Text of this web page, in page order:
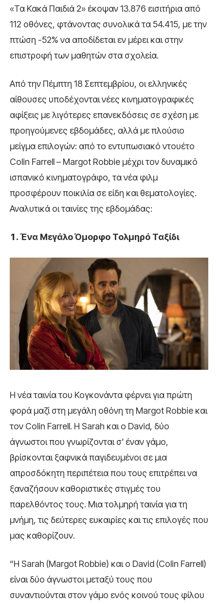
«Τα Κακά Παιδιά 2» έκοψαν 13.876 εισιτήρια από
112 οθόνες, φτάνοντας συνολικά τα 54.415, με την
πτώση -52% να αποδίδεται εν μέρει και στην
επιστροφή των μαθητών στα σχολεία.
Από την Πέμπτη 18 Σεπτεμβρίου, οι ελληνικές
αίθουσες υποδέχονται νέες κινηματογραφικές
αφίξεις με λιγότερες επανεκδόσεις σε σχέση με
προηγούμενες εβδομάδες, αλλά με πλούσιο
μείγμα επιλογών: από το εντυπωσιακό ντουέτο
Colin Farrell – Margot Robbie μέχρι τον δυναμικό
ισπανικό κινηματογράφο, τα νέα φιλμ
προσφέρουν ποικιλία σε είδη και θεματολογίες.
Αναλυτικά οι ταινίες της εβδομάδας:
Ένα Μεγάλο Όμορφο Τολμηρό Ταξίδι
Η νέα ταινία του Κογκονάντα φέρνει για πρώτη
φορά μαζί στη μεγάλη οθόνη τη Margot Robbie και
τον Colin Farrell. Η Sarah και ο David, δύο
άγνωστοι που γνωρίζονται σ’ έναν γάμο,
βρίσκονται ξαφνικά παγιδευμένοι σε μια
απροσδόκητη περιπέτεια που τους επιτρέπει να
ξαναζήσουν καθοριστικές στιγμές του
παρελθόντος τους. Μια τολμηρή ταινία για τη
μνήμη, τις δεύτερες ευκαιρίες και τις επιλογές που
μας καθορίζουν.
“Η Sarah (Margot Robbie) και ο David (Colin Farrell)
είναι δύο άγνωστοι μεταξύ τους που
συναντιούνται στον γάμο ενός κοινού τους φίλου